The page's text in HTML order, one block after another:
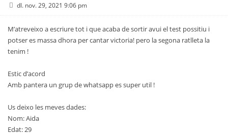
dl. nov. 29, 2021 9:06 pm
M’atreveixo a escriure tot i que acaba de sortir avui el test possitiu i
potser es massa dhora per cantar victoria! pero la segona ratlleta la
tenim !
Estic d’acord
Amb pantera un grup de whatsapp es super util !
Us deixo les meves dades:
Nom: Aida
Edat: 29